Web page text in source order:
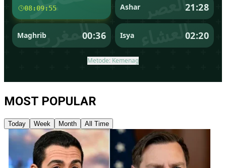
MOST POPULAR
Today Week Month All Time